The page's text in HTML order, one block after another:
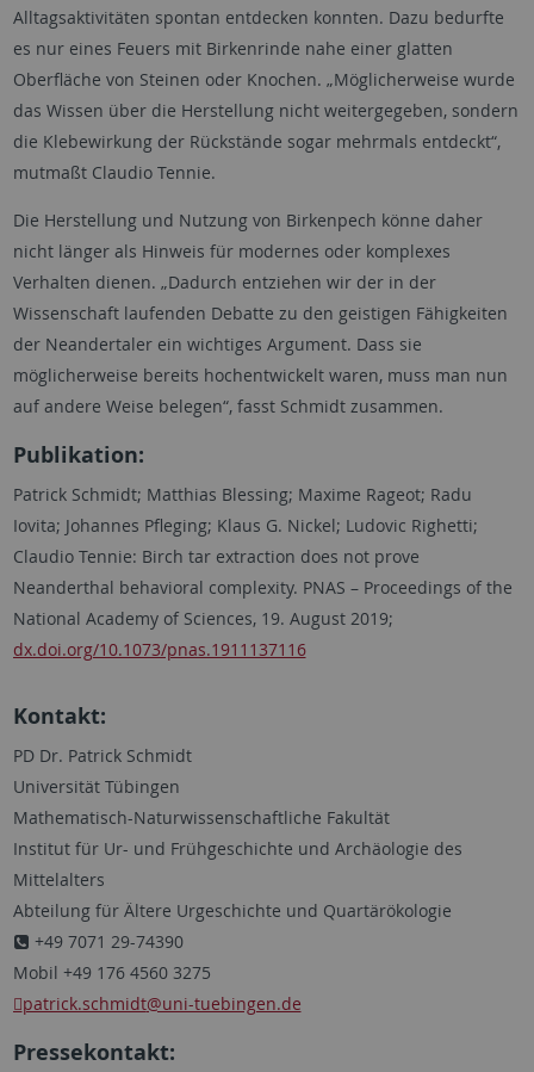
Alltagsaktivitäten spontan entdecken konnten. Dazu bedurfte
es nur eines Feuers mit Birkenrinde nahe einer glatten
Oberfläche von Steinen oder Knochen. „Möglicherweise wurde
das Wissen über die Herstellung nicht weitergegeben, sondern
die Klebewirkung der Rückstände sogar mehrmals entdeckt“,
mutmaßt Claudio Tennie.
Die Herstellung und Nutzung von Birkenpech könne daher
nicht länger als Hinweis für modernes oder komplexes
Verhalten dienen. „Dadurch entziehen wir der in der
Wissenschaft laufenden Debatte zu den geistigen Fähigkeiten
der Neandertaler ein wichtiges Argument. Dass sie
möglicherweise bereits hochentwickelt waren, muss man nun
auf andere Weise belegen“, fasst Schmidt zusammen.
Publikation:
Patrick Schmidt; Matthias Blessing; Maxime Rageot; Radu
Iovita; Johannes Pfleging; Klaus G. Nickel; Ludovic Righetti;
Claudio Tennie: Birch tar extraction does not prove
Neanderthal behavioral complexity. PNAS – Proceedings of the
National Academy of Sciences, 19. August 2019;
dx.doi.org/10.1073/pnas.1911137116
Kontakt:
PD Dr. Patrick Schmidt
Universität Tübingen
Mathematisch-Naturwissenschaftliche Fakultät
Institut für Ur- und Frühgeschichte und Archäologie des
Mittelalters
Abteilung für Ältere Urgeschichte und Quartärökologie
+49 7071 29-74390
Mobil +49 176 4560 3275
patrick.schmidt@uni-tuebingen.de
Pressekontakt: